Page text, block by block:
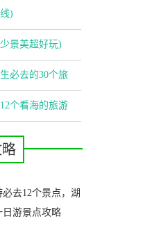
)
景美超好玩)
必去的30个旅
个看海的旅游
必去12个景点，湖
日游景点攻略